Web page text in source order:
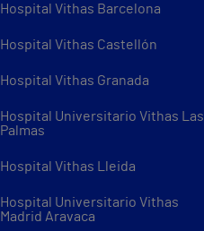
Hospital Vithas Barcelona
Hospital Vithas Castellón
Hospital Vithas Granada
Hospital Universitario Vithas Las
Palmas
Hospital Vithas Lleida
Hospital Universitario Vithas
Madrid Aravaca